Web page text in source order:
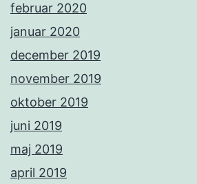
februar 2020
januar 2020
december 2019
november 2019
oktober 2019
juni 2019
maj 2019
april 2019